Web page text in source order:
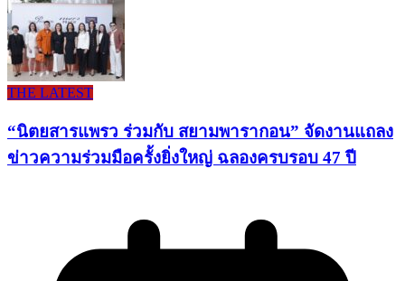
THE LATEST
“นิตยสารแพรว ร่วมกับ สยามพารากอน” จัดงานแถลง
ข่าวความร่วมมือครั้งยิ่งใหญ่ ฉลองครบรอบ 47 ปี